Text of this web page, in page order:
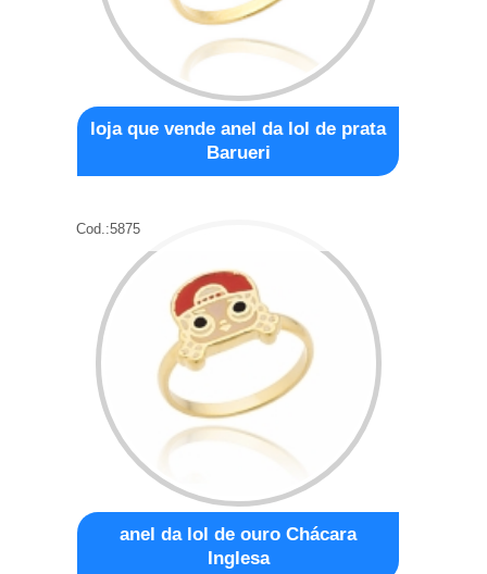
loja que vende anel da lol de prata
Barueri
Cod.:5875
anel da lol de ouro Chácara
Inglesa